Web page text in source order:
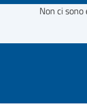
Non ci